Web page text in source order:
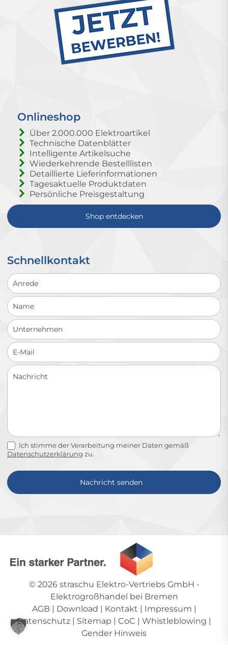
Onlineshop
Über 2.000.000 Elektroartikel
Technische Datenblätter
Intelligente Artikelsuche
Wiederkehrende Bestelllisten
Detaillierte Lieferinformationen
Tagesaktuelle Produktdaten
Persönliche Preisgestaltung
Shop entdecken
Schnellkontakt
Schnellkontakt
Ich stimme der Verarbeitung meiner Daten gemäß
Datenschutzerklärung zu.
Nachricht senden
© 2026 straschu Elektro-Vertriebs GmbH -
Elektrogroßhandel bei Bremen
AGB
Download Kontakt Impressum
Datenschutz| Sitemap CoC Whistleblowing
Gender Hinweis